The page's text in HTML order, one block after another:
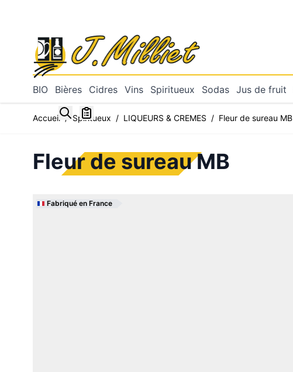
BIO Bières Cidres Vins Spiritueux Sodas Jus de fruit
Toggle minicart, Mon panier est vide
Accueil / Spiritueux / LIQUEURS & CREMES / Fleur de sureau MB
Fleur de sureau MB
Fabriqué en France